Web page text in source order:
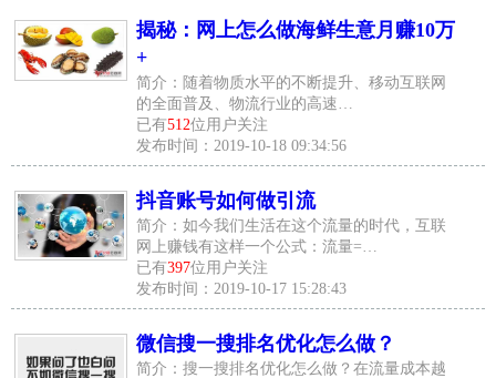
揭秘：网上怎么做海鲜生意月赚10万
+
简介：随着物质水平的不断提升、移动互联网
的全面普及、物流行业的高速…
已有512位用户关注
发布时间：2019-10-18 09:34:56
抖音账号如何做引流
简介：如今我们生活在这个流量的时代，互联
网上赚钱有这样一个公式：流量=…
已有397位用户关注
发布时间：2019-10-17 15:28:43
微信搜一搜排名优化怎么做？
简介：搜一搜排名优化怎么做？在流量成本越